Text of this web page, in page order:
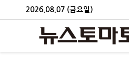
2026.08.07 (금요일)